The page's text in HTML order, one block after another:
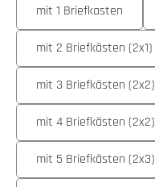
mit 1 Briefkasten
mit 2 Briefkästen (2x1)
mit 3 Briefkästen (2x2)
mit 4 Briefkästen (2x2)
mit 5 Briefkästen (2x3)